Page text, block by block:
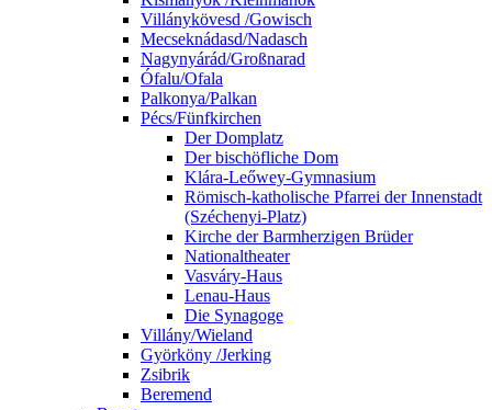
Villánykövesd /Gowisch
Mecseknádasd/Nadasch
Nagynyárád/Großnarad
Ófalu/Ofala
Palkonya/Palkan
Pécs/Fünfkirchen
Der Domplatz
Der bischöfliche Dom
Klára-Leőwey-Gymnasium
Römisch-katholische Pfarrei der Innenstadt
(Széchenyi-Platz)
Kirche der Barmherzigen Brüder
Nationaltheater
Vasváry-Haus
Lenau-Haus
Die Synagoge
Villány/Wieland
Györköny /Jerking
Zsibrik
Beremend